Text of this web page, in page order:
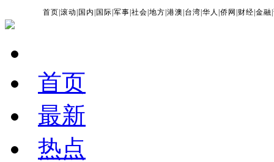
首页 |滚动 国内 国际 |军事 |社会 |地方 |港澳 台湾 |华人 |侨网 财经 |金融 |
首页
最新
热点